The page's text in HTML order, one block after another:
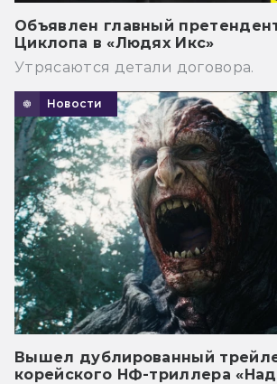
Объявлен главный
Циклопа в «Людях Икс»
Утрясаются детали договора.
Новости
Вышел дублированный
корейского НФ-триллера